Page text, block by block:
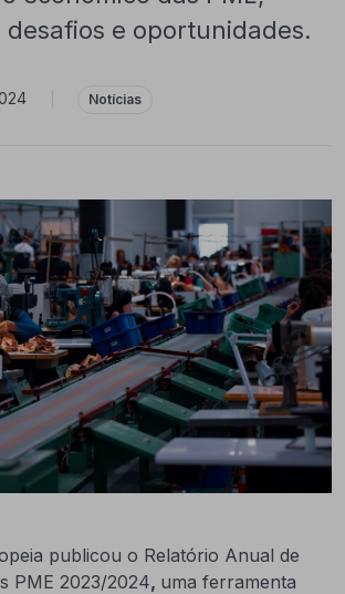
e oportunidades.
Notícias
publicou o Relatório Anual de
PME 2023/2024, uma ferramenta